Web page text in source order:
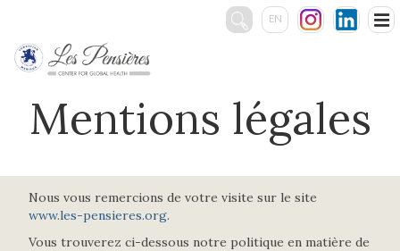
EN
LE CENTRE
SERVICES
ÉVÉNEMENTS
Mentions légales
Nous vous remercions de votre visite sur le site
www.les-pensieres.org.
Vous trouverez ci-dessous notre politique en matière de